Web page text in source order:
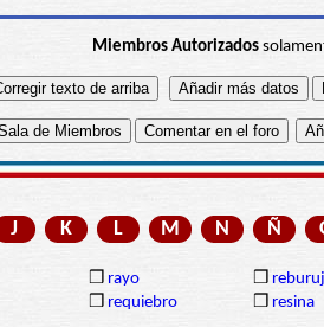
Miembros Autorizados
J K L M N Ñ
❒ rayo ❒
❒ requiebro ❒ resina